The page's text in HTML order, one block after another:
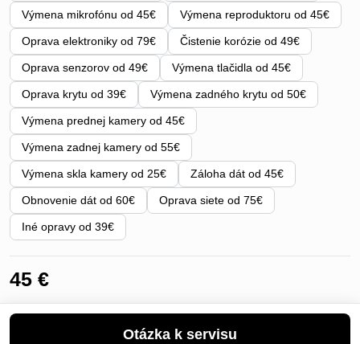
Výmena mikrofónu od 45€ Výmena reproduktoru od 45€
Oprava elektroniky od 79€ Čistenie korózie od 49€
Oprava senzorov od 49€ Výmena tlačidla od 45€
Oprava krytu od 39€ Výmena zadného krytu od 50€
Výmena prednej kamery od 45€
Výmena zadnej kamery od 55€
Výmena skla kamery od 25€ Záloha dát od 45€
Obnovenie dát od 60€ Oprava siete od 75€
Iné opravy od 39€
45 €